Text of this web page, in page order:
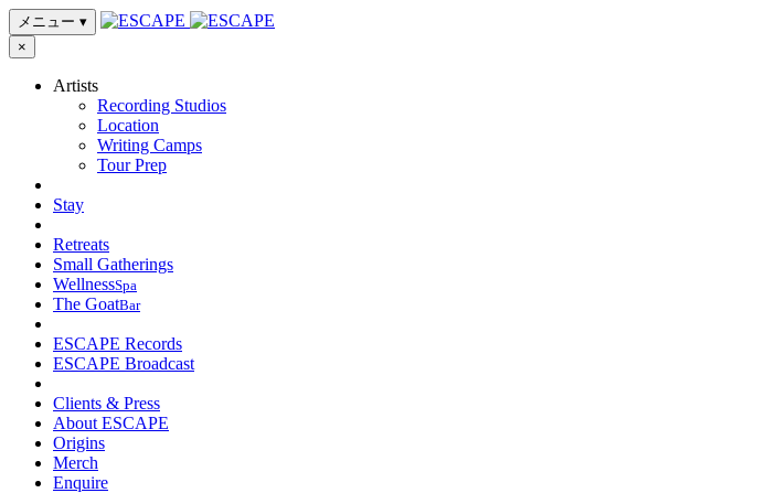
メニュー ▾
×
Artists
Recording Studios
Location
Writing Camps
Tour Prep
Stay
Retreats
Small Gatherings
WellnessSpa
The GoatBar
ESCAPE Records
ESCAPE Broadcast
Clients & Press
About ESCAPE
Origins
Merch
Enquire